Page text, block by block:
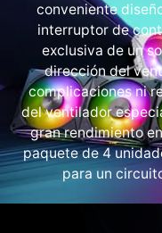
conveniente
interruptor de
exclusiva de un
dirección del
complicaciones ni
del ventilador
gran rendimiento
paquete de 4
para un